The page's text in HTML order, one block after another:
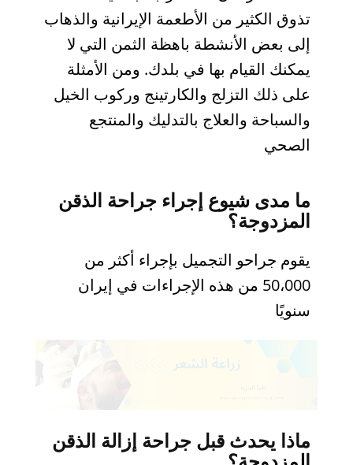
تذوق الكثير من الأطعمة الإيرانية والذهاب
إلى بعض الأنشطة باهظة الثمن التي لا
يمكنك القيام بها في بلدك. ومن الأمثلة
على ذلك التزلج والكارتينج وركوب الخيل
والسباحة والعلاج بالتدليك والمنتجع
الصحي
ما مدى شيوع إجراء جراحة الذقن
المزدوجة؟
يقوم جراحو التجميل بإجراء أكثر من
50،000 من هذه الإجراءات في إيران
سنويًا
ماذا يحدث قبل جراحة إزالة الذقن